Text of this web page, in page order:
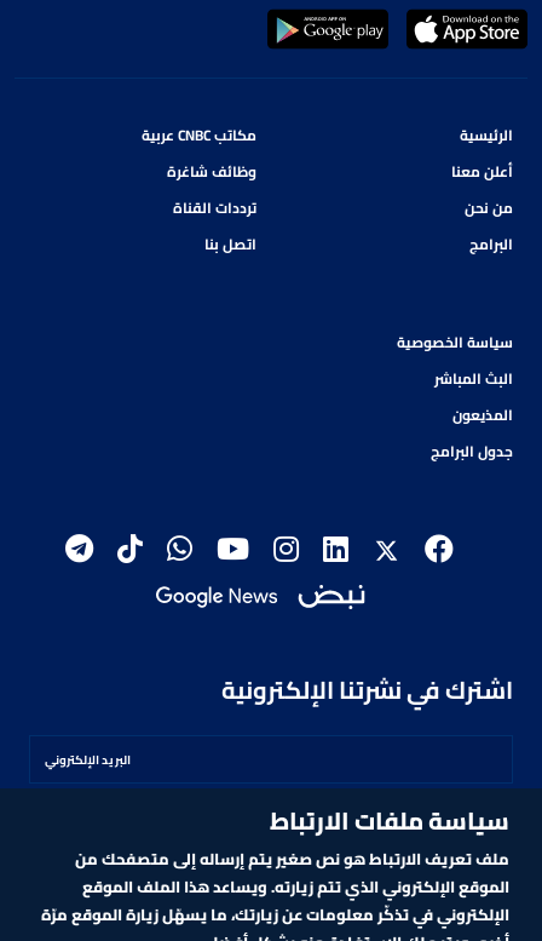
الرئيسية
أعلن معنا
من نحن
البرامج
مكاتب CNBC عربية
وظائف شاغرة
ترددات القناة
اتصل بنا
سياسة الخصوصية
البث المباشر
المذيعون
جدول البرامج
اشترك في نشرتنا الإلكترونية
اشترك
سياسة ملفات الارتباط
ملف تعريف الارتباط هو نص صغير يتم إرساله إلى متصفحك من
الموقع الإلكتروني الذي تتم زيارته. ويساعد هذا الملف الموقع
الإلكتروني في تذكّر معلومات عن زيارتك، ما يسهّل زيارة الموقع مرّة